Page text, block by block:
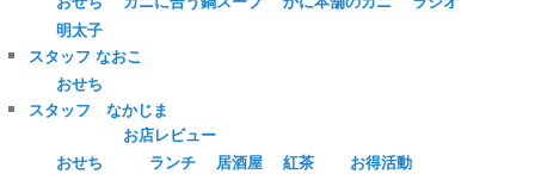
明太子
スタッフ なおこ
おせち
スタッフ なかじま
おせち
お店レビュー
ランチ
居酒屋 紅茶
お得活動